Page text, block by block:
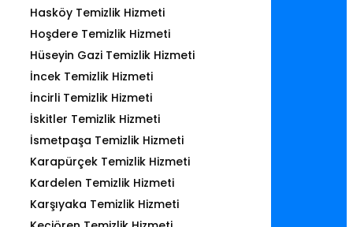
Hasköy Temizlik Hizmeti
Hoşdere Temizlik Hizmeti
Hüseyin Gazi Temizlik Hizmeti
İncek Temizlik Hizmeti
İncirli Temizlik Hizmeti
İskitler Temizlik Hizmeti
İsmetpaşa Temizlik Hizmeti
Karapürçek Temizlik Hizmeti
Kardelen Temizlik Hizmeti
Karşıyaka Temizlik Hizmeti